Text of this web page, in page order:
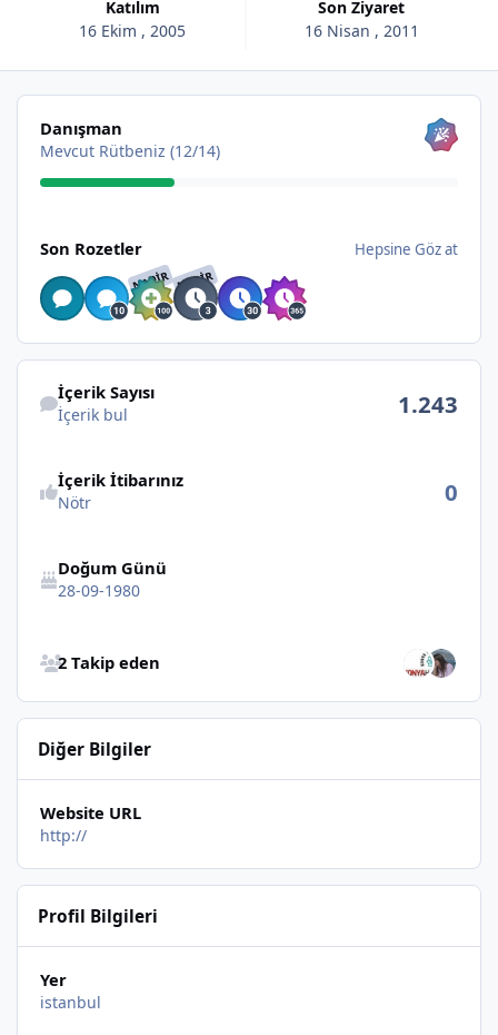
Katılım
16 Ekim , 2005
Son Ziyaret
16 Nisan , 2011
Hepsine Göz at
Danışman
Mevcut Rütbeniz (12/14)
Son Rozetler Hepsine Göz at
NADIRNADIR
İçerik bul
İçerik Sayısı
İçerik bul 1.243
İçerik İtibarınız
Nötr 0
Doğum Günü
28-09-1980
2 Takip eden
Diğer Bilgiler
Website URL
http://
Profil Bilgileri
Yer
istanbul